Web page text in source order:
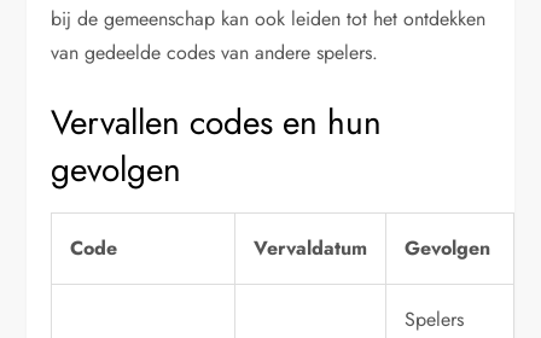
bij de gemeenschap kan ook leiden tot het ontdekken
van gedeelde codes van andere spelers.
Vervallen codes en hun
gevolgen
Code Vervaldatum Gevolgen
Spelers